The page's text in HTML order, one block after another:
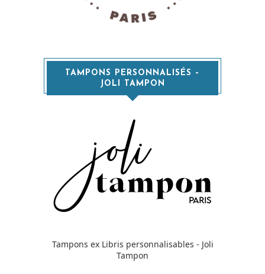
TAMPONS PERSONNALISÉS –
JOLI TAMPON
Tampons ex Libris personnalisables - Joli
Tampon